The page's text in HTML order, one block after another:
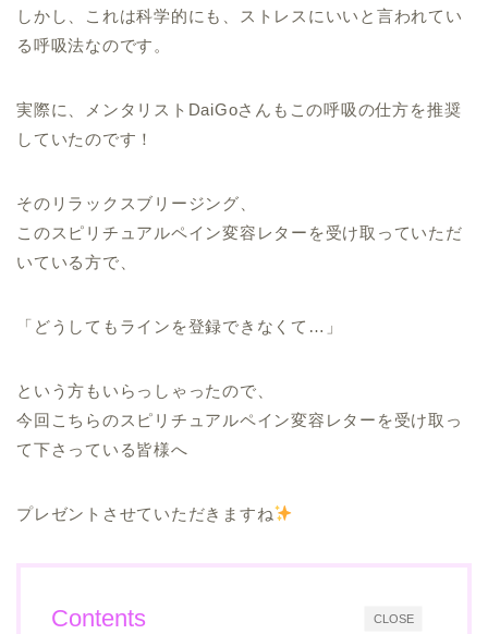
しかし、これは科学的にも、ストレスにいいと言われてい
る呼吸法なのです。
実際に、メンタリストDaiGoさんもこの呼吸の仕方を推奨
していたのです！
そのリラックスブリージング、
このスピリチュアルペイン変容レターを受け取っていただ
いている方で、
「どうしてもラインを登録できなくて…」
という方もいらっしゃったので、
今回こちらのスピリチュアルペイン変容レターを受け取っ
て下さっている皆様へ
プレゼントさせていただきますね
CLOSE
Contents